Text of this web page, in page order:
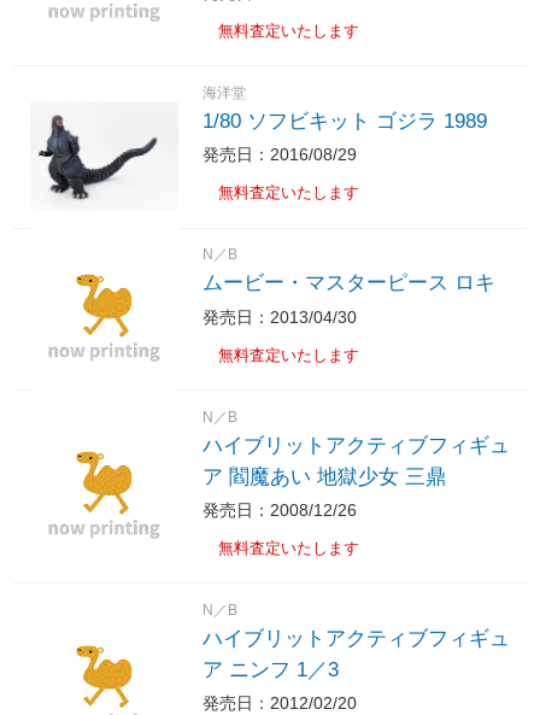
無料査定いたします
海洋堂
1/80 ソフビキット ゴジラ 1989
発売日：2016/08/29
無料査定いたします
N／B
ムービー・マスターピース ロキ
発売日：2013/04/30
無料査定いたします
N／B
ハイブリットアクティブフィギュ
ア 閻魔あい 地獄少女 三鼎
発売日：2008/12/26
無料査定いたします
N／B
ハイブリットアクティブフィギュ
ア ニンフ 1／3
発売日：2012/02/20